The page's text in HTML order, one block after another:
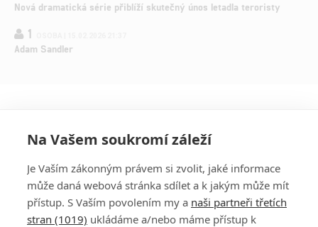
Nová dramatická série přiblíží skutečný únos letadla teroristy
1
Adam Sandler
Na Vašem soukromí záleží
Je Vaším zákonným právem si zvolit, jaké informace
může daná webová stránka sdílet a k jakým může mít
přístup. S Vaším povolením my a naši partneři třetích
stran (1019) ukládáme a/nebo máme přístup k